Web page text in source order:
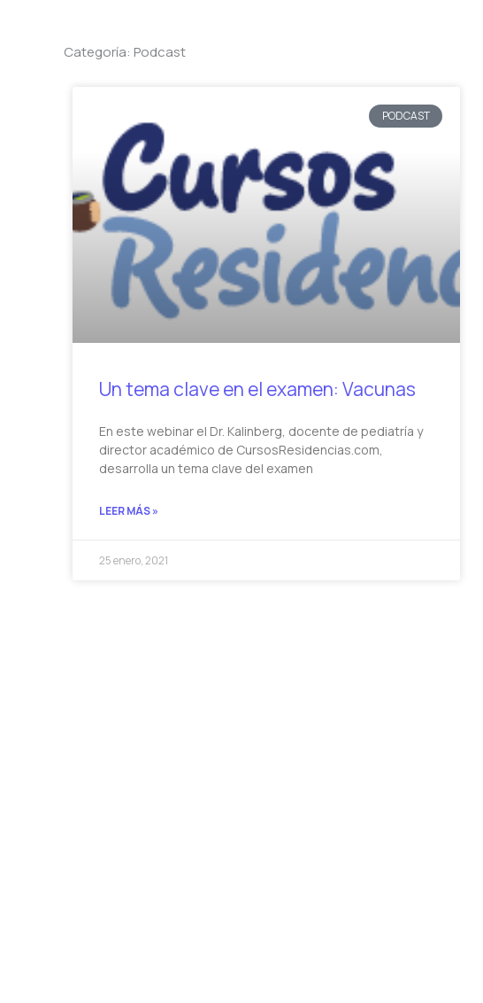
Categoría: Podcast
PODCAST
Un tema clave en el examen: Vacunas
En este webinar el Dr. Kalinberg, docente de pediatría y
director académico de CursosResidencias.com,
desarrolla un tema clave del examen
LEER MÁS »
25 enero, 2021